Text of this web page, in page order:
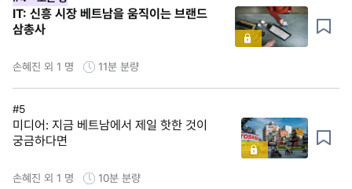
IT: 신흥 시장 베트남을 움직이는 브랜드
삼총사
손혜진 외 1 명 11분 분량
#5
미디어: 지금 베트남에서 제일 핫한 것이
궁금하다면
손혜진 외 1 명 10분 분량